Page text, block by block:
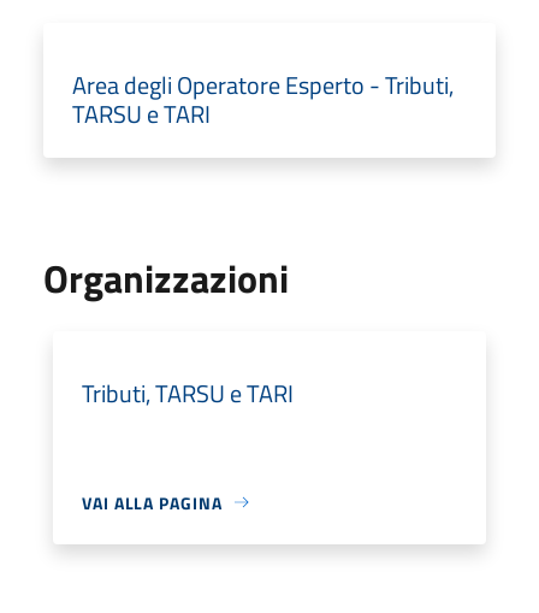
Area degli Operatore Esperto - Tributi,
TARSU e TARI
Organizzazioni
Tributi, TARSU e TARI
VAI ALLA PAGINA